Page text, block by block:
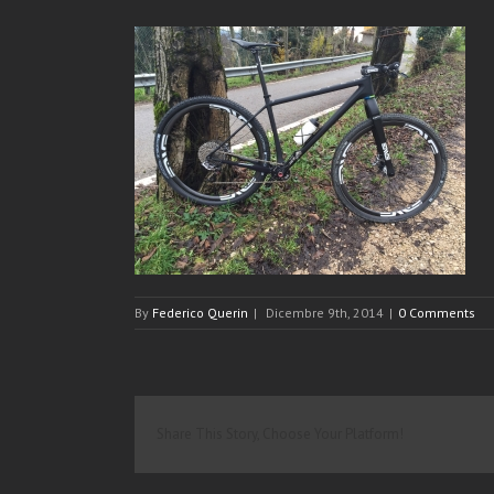
By Federico Querin | Dicembre 9th, 2014 | 0 Comments